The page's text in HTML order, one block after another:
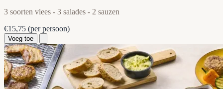
3 soorten vlees - 3 salades - 2 sauzen
€15,75 (per persoon)
Voeg toe